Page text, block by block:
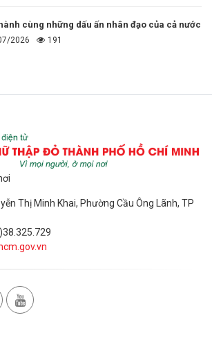
cùng những dấu ấn nhân đạo của cả nước
2026 191
Thị Minh Khai, Phường Cầu Ông Lãnh, TP